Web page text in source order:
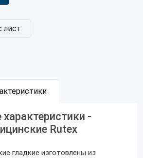
лист
характеристики -
Rutex
гладкие изготовлены из